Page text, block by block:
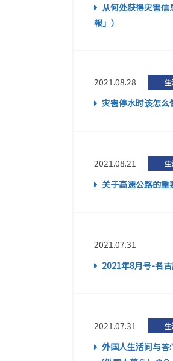
从何处获得灾害
報」）
2021.08.28
灾害停水时该怎么
2021.08.21
关于高速公路的重
2021.07.31
2021年8月号-名
2021.07.31
外国人生活问与答